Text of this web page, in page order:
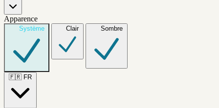
Apparence
Système Clair Sombre
🇫🇷 FR